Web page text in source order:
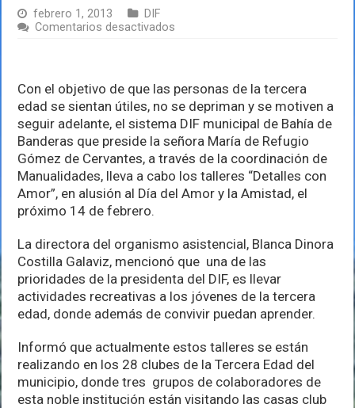
febrero 1, 2013
DIF
Comentarios desactivados
a
los
adultos
mayores
Con el objetivo de que las personas de la tercera
edad se sientan útiles, no se depriman y se motiven a
seguir adelante, el sistema DIF municipal de Bahía de
Banderas que preside la señora María de Refugio
Gómez de Cervantes, a través de la coordinación de
Manualidades, lleva a cabo los talleres “Detalles con
Amor”, en alusión al Día del Amor y la Amistad, el
próximo 14 de febrero.
La directora del organismo asistencial, Blanca Dinora
Costilla Galaviz, mencionó que una de las
prioridades de la presidenta del DIF, es llevar
actividades recreativas a los jóvenes de la tercera
edad, donde además de convivir puedan aprender.
Informó que actualmente estos talleres se están
realizando en los 28 clubes de la Tercera Edad del
municipio, donde tres grupos de colaboradores de
esta noble institución están visitando las casas club